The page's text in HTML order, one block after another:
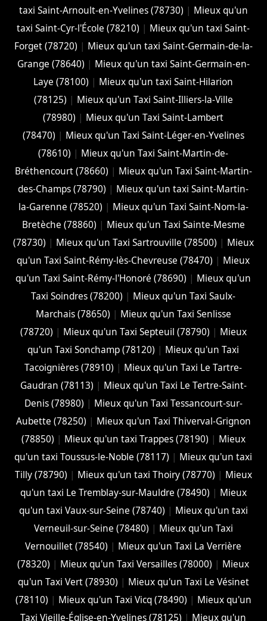
taxi Saint-Arnoult-en-Yvelines (78730) | Mieux qu'un
taxi Saint-Cyr-l'École (78210) | Mieux qu'un taxi Saint-
Forget (78720) | Mieux qu'un taxi Saint-Germain-de-la-
Grange (78640) | Mieux qu'un taxi Saint-Germain-en-
Laye (78100) | Mieux qu'un taxi Saint-Hilarion
(78125) | Mieux qu'un Taxi Saint-Illiers-la-Ville
(78980) | Mieux qu'un Taxi Saint-Lambert
(78470) | Mieux qu'un Taxi Saint-Léger-en-Yvelines
(78610) | Mieux qu'un Taxi Saint-Martin-de-
Bréthencourt (78660) | Mieux qu'un Taxi Saint-Martin-
des-Champs (78790) | Mieux qu'un taxi Saint-Martin-
la-Garenne (78520) | Mieux qu'un Taxi Saint-Nom-la-
Bretèche (78860) | Mieux qu'un Taxi Sainte-Mesme
(78730) | Mieux qu'un Taxi Sartrouville (78500) | Mieux
qu'un Taxi Saint-Rémy-lès-Chevreuse (78470) | Mieux
qu'un Taxi Saint-Rémy-l'Honoré (78690) | Mieux qu'un
Taxi Soindres (78200) | Mieux qu'un Taxi Saulx-
Marchais (78650) | Mieux qu'un Taxi Senlisse
(78720) | Mieux qu'un Taxi Septeuil (78790) | Mieux
qu'un Taxi Sonchamp (78120) | Mieux qu'un Taxi
Tacoignières (78910) | Mieux qu'un Taxi Le Tartre-
Gaudran (78113) | Mieux qu'un Taxi Le Tertre-Saint-
Denis (78980) | Mieux qu'un Taxi Tessancourt-sur-
Aubette (78250) | Mieux qu'un Taxi Thiverval-Grignon
(78850) | Mieux qu'un taxi Trappes (78190) | Mieux
qu'un taxi Toussus-le-Noble (78117) | Mieux qu'un taxi
Tilly (78790) | Mieux qu'un taxi Thoiry (78770) | Mieux
qu'un taxi Le Tremblay-sur-Mauldre (78490) | Mieux
qu'un taxi Vaux-sur-Seine (78740) | Mieux qu'un taxi
Verneuil-sur-Seine (78480) | Mieux qu'un Taxi
Vernouillet (78540) | Mieux qu'un Taxi La Verrière
(78320) | Mieux qu'un Taxi Versailles (78000) | Mieux
qu'un Taxi Vert (78930) | Mieux qu'un Taxi Le Vésinet
(78110) | Mieux qu'un Taxi Vicq (78490) | Mieux qu'un
Taxi Vieille-Église-en-Yvelines (78125) | Mieux qu'un